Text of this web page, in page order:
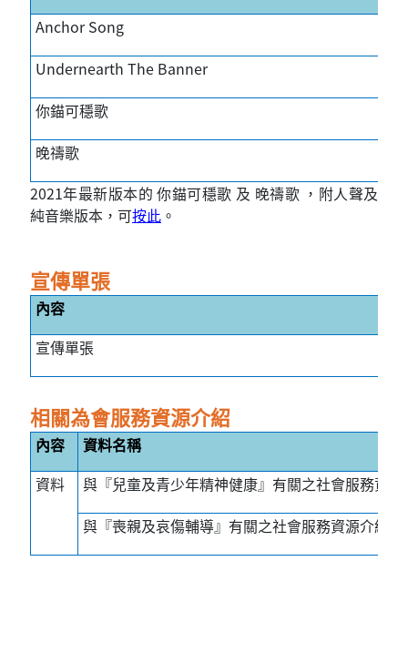
Anchor Song
Undernearth The Banner
你錨可穩歌
晚禱歌
2021年最新版本的 你錨可穩歌 及 晚禱歌 ，附人聲及
純音樂版本，可按此 。
宣傳單張
內容
宣傳單張
相關為會服務資源介紹
內容
資料名稱
資料
與『兒童及青少年精神健康』有關之社會服務資源
與『喪親及哀傷輔導』有關之社會服務資源介紹